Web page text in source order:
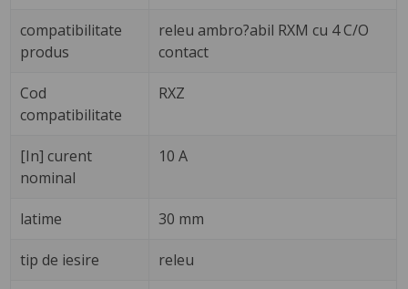
compatibilitate
produs
releu ambro?abil RXM cu 4 C/O
contact
Cod
compatibilitate
RXZ
[In] curent
nominal
10 A
latime 30 mm
tip de iesire releu